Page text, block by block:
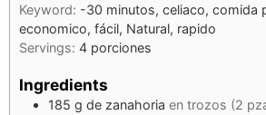
Keyword: -30 minutos, celiaco, comida
economico, fácil, Natural, rapido
Servings: 4 porciones
Ingredients
185 g de zanahoria en trozos (2